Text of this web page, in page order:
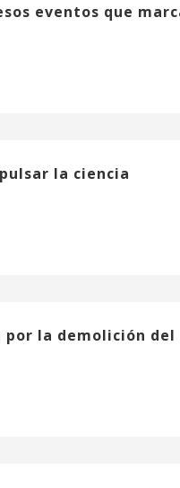
eventos que
la ciencia
la demolición del